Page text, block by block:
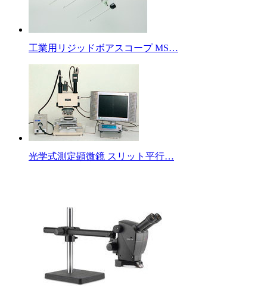
工業用リジッドボアスコープ MS…
光学式測定顕微鏡 スリット平行…